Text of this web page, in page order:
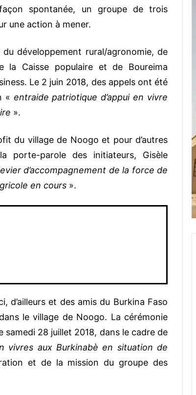
spontanée, un groupe de trois
une action à mener.
du développement rural/agronomie, de
la Caisse populaire et de Boureima
Le 2 juin 2018, des appels ont été
« entraide patriotique d’appui en vivre
».
du village de Noogo et pour d’autres
porte-parole des initiateurs, Gisèle
d’accompagnement de la force de
en cours ».
d’ailleurs et des amis du Burkina Faso
le village de Noogo. La cérémonie
28 juillet 2018, dans le cadre de
vivres aux Burkinabè en situation de
et de la mission du groupe des